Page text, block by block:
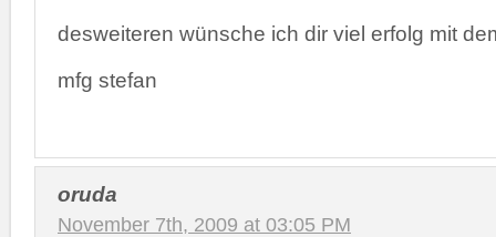
desweiteren wünsche ich dir viel erfolg mit
mfg stefan
oruda
November 7th, 2009 at 03:05 PM